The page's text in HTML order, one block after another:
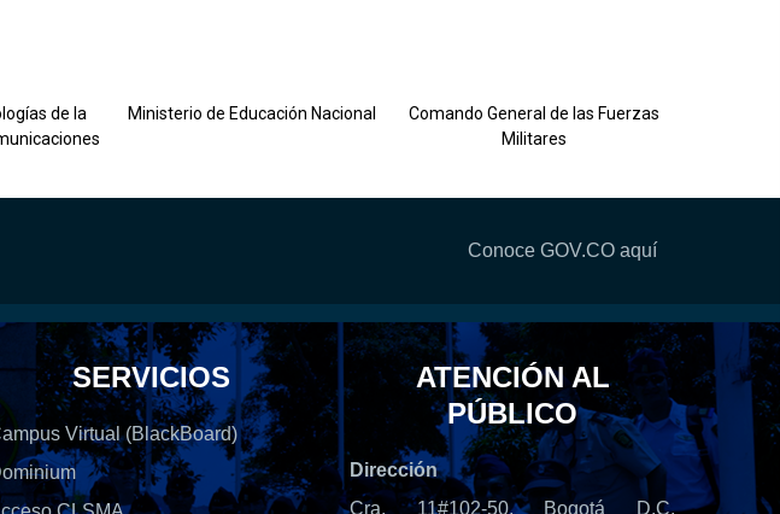
de la
Ministerio de Educación Nacional
Comando General de las Fuerzas
Militares
Conoce GOV.CO aquí
SERVICIOS
Virtual (BlackBoard)
ATENCIÓN AL
PÚBLICO
Dirección
Cra. 11#102-50, Bogotá D.C,